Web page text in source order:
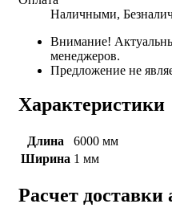
Наличными,
Внимание!
менеджеров.
Предложение не
Характеристики
Длина
6000 мм
Ширина 1 мм
Расчет доставки